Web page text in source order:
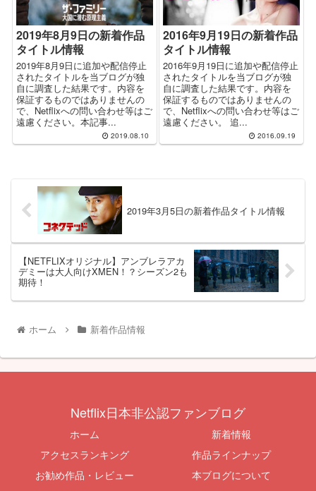
2019年8月9日の新着作品
タイトル情報
2019年8月9日に追加や配信停止
されたタイトルを当ブログが独
自に調査した結果です。内容を
保証するものではありませんの
で、Netflixへの問い合わせ等はご
遠慮ください。本記事...
2019.08.10
2016年9月19日の新着作品
タイトル情報
2016年9月19日に追加や配信停止
されたタイトルを当ブログが独
自に調査した結果です。内容を
保証するものではありませんの
で、Netflixへの問い合わせ等はご
遠慮ください。 追...
2016.09.19
2019年3月5日の新着作品タイトル情報
【NETFLIXオリジナル】アンブレラアカ
デミーは大人向けXMEN！？シーズン2も
期待！
ホーム 新着作品情報
Netflix日本非公認ファンブログ
ホーム
新着情報
アクセスランキング
作品ラインナップ
お勧め作品・レビュー
本ブログについて